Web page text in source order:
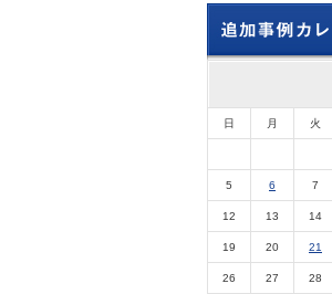
日 月 火
5 6 7
12 13 14
19 20 21
26 27 28